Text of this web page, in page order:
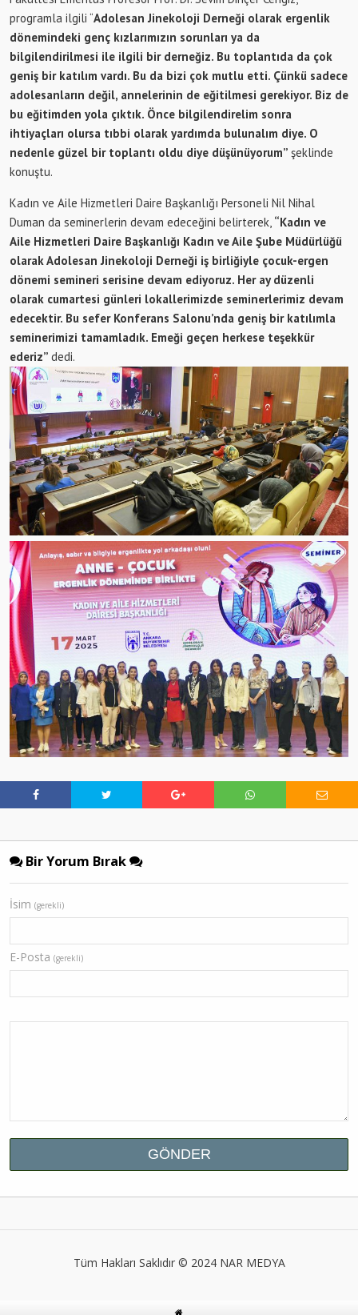
programla ilgili “Adolesan Jinekoloji Derneği olarak ergenlik
dönemindeki genç kızlarımızın sorunları ya da
bilgilendirilmesi ile ilgili bir derneğiz. Bu toplantıda da çok
geniş bir katılım vardı. Bu da bizi çok mutlu etti. Çünkü sadece
adolesanların değil, annelerinin de eğitilmesi gerekiyor. Biz de
bu eğitimden yola çıktık. Önce bilgilendirelim sonra
ihtiyaçları olursa tıbbi olarak yardımda bulunalım diye. O
nedenle güzel bir toplantı oldu diye düşünüyorum” şeklinde
konuştu.
Kadın ve Aile Hizmetleri Daire Başkanlığı Personeli Nil Nihal
Duman da seminerlerin devam edeceğini belirterek, “Kadın ve
Aile Hizmetleri Daire Başkanlığı Kadın ve Aile Şube Müdürlüğü
olarakAdolesan Jinekoloji Derneği iş birliğiyle çocuk-ergen
dönemi semineri serisine devam ediyoruz. Her ay düzenli
olarak cumartesi günleri lokallerimizde seminerlerimiz devam
edecektir. Bu sefer Konferans Salonu’nda geniş bir katılımla
seminerimizi tamamladık. Emeği geçen herkese teşekkür
ederiz” dedi.
Bir Yorum Bırak
İsim (gerekli)
E-Posta (gerekli)
Tüm Hakları Saklıdır © 2024 NAR MEDYA